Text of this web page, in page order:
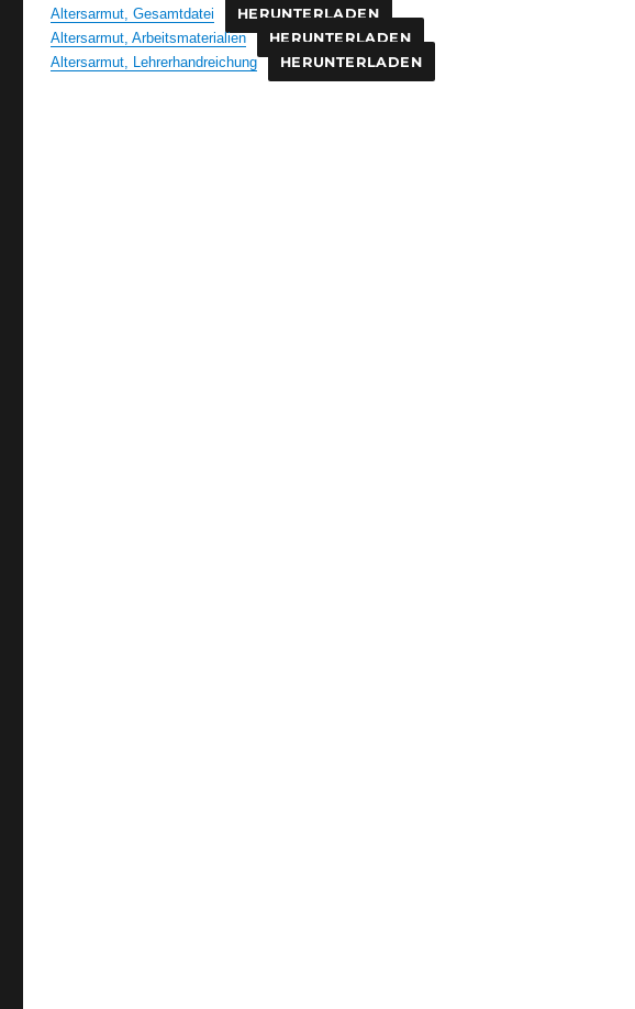
Altersarmut, Gesamtdatei
HERUNTERLADEN
Altersarmut, Arbeitsmaterialien
HERUNTERLADEN
Altersarmut, Lehrerhandreichung
HERUNTERLADEN